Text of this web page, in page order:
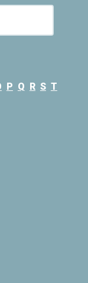
P Q R S T